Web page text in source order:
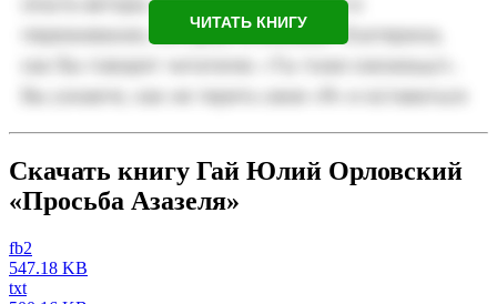
ЧИТАТЬ КНИГУ
Скачать книгу Гай Юлий Орловский
«Просьба Азазеля»
fb2
547.18 KB
txt